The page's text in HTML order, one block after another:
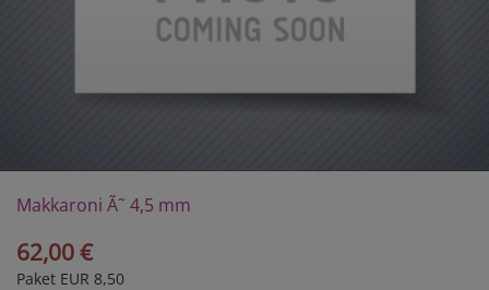
Makkaroni Ã˜ 4,5 mm
62,00 €
Paket EUR 8,50